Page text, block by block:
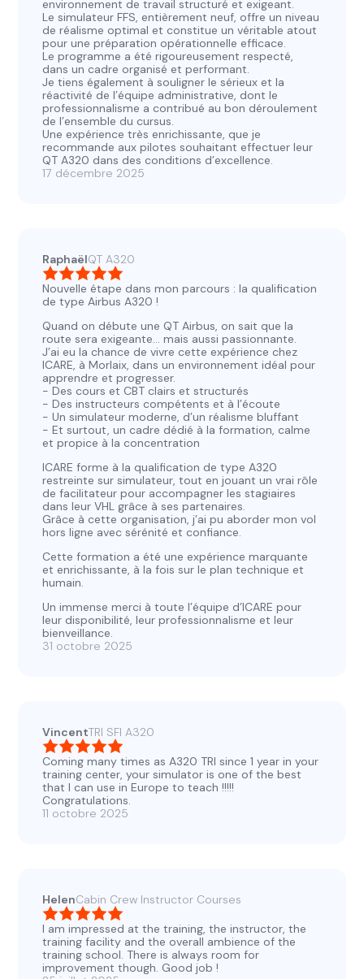
environnement de travail structuré et exigeant.
Le simulateur FFS, entièrement neuf, offre un niveau
de réalisme optimal et constitue un véritable atout
pour une préparation opérationnelle efficace.
Le programme a été rigoureusement respecté,
dans un cadre organisé et performant.
Je tiens également à souligner le sérieux et la
réactivité de l’équipe administrative, dont le
professionnalisme a contribué au bon déroulement
de l’ensemble du cursus.
Une expérience très enrichissante, que je
recommande aux pilotes souhaitant effectuer leur
QT A320 dans des conditions d’excellence.
17 décembre 2025
RaphaëlQT A320
Nouvelle étape dans mon parcours : la qualification
de type Airbus A320 !
Quand on débute une QT Airbus, on sait que la
route sera exigeante… mais aussi passionnante.
J’ai eu la chance de vivre cette expérience chez
ICARE, à Morlaix, dans un environnement idéal pour
apprendre et progresser.
- Des cours et CBT clairs et structurés
- Des instructeurs compétents et à l’écoute
- Un simulateur moderne, d’un réalisme bluffant
- Et surtout, un cadre dédié à la formation, calme
et propice à la concentration
ICARE forme à la qualification de type A320
restreinte sur simulateur, tout en jouant un vrai rôle
de facilitateur pour accompagner les stagiaires
dans leur VHL grâce à ses partenaires.
Grâce à cette organisation, j’ai pu aborder mon vol
hors ligne avec sérénité et confiance.
Cette formation a été une expérience marquante
et enrichissante, à la fois sur le plan technique et
humain.
Un immense merci à toute l’équipe d’ICARE pour
leur disponibilité, leur professionnalisme et leur
bienveillance.
31 octobre 2025
VincentTRI SFI A320
Coming many times as A320 TRI since 1 year in your
training center, your simulator is one of the best
that I can use in Europe to teach !!!!!
Congratulations.
11 octobre 2025
HelenCabin Crew Instructor Courses
I am impressed at the training, the instructor, the
training facility and the overall ambience of the
training school. There is always room for
improvement though. Good job !